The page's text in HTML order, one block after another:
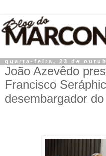
quarta-feira, 23 de
João Azevêdo
Francisco
desembargador